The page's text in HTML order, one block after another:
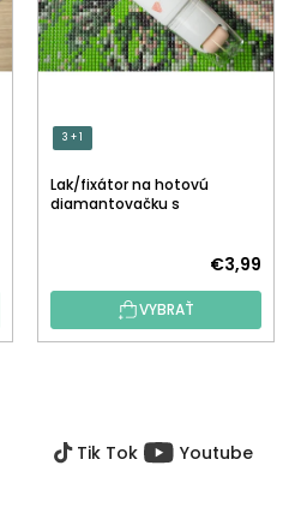
3 + 1
Lak/fixátor na hotovú
diamantovačku s
€3,99
VYBRAŤ
Tik Tok Youtube